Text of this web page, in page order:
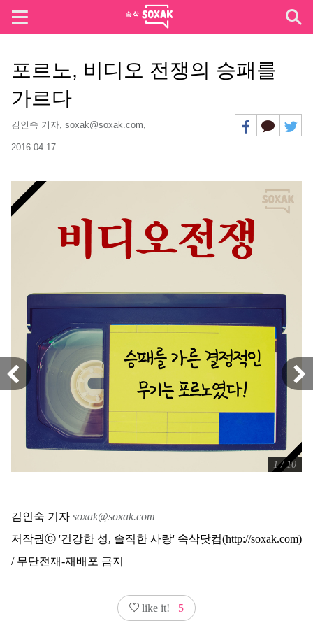
포르노, 비디오 전쟁의 승패를
가르다
김인숙 기자, soxak@soxak.com,
2016.04.17
1 / 10
김인숙 기자 soxak@soxak.com
저작권ⓒ '건강한 성, 솔직한 사랑' 속삭닷컴(http://soxak.com)
/ 무단전재-재배포 금지
like it! 5